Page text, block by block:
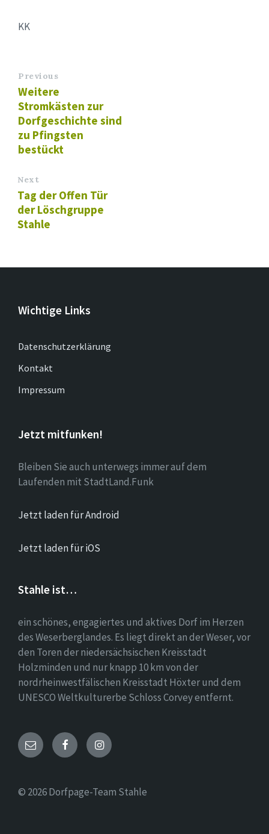
KK
Previous
Weitere
Stromkästen zur
Dorfgeschichte sind
zu Pfingsten
bestückt
Next
Tag der Offen Tür
der Löschgruppe
Stahle
Wichtige Links
Datenschutzerklärung
Kontakt
Impressum
Jetzt mitfunken!
Bleiben Sie auch unterwegs immer auf dem
Laufenden mit StadtLand.Funk
Jetzt laden für Android
Jetzt laden für iOS
Stahle ist…
ein schönes, engagiertes und aktives Dorf im Herzen
des Weserberglandes. Es liegt direkt an der Weser, vor
den Toren der niedersächsischen Kreisstadt
Holzminden und nur knapp 10 km von der
nordrheinwestfälischen Kreisstadt Höxter und dem
UNESCO Weltkulturerbe Schloss Corvey entfernt.
Email FacebookInstagram
© 2026 Dorfpage-Team Stahle